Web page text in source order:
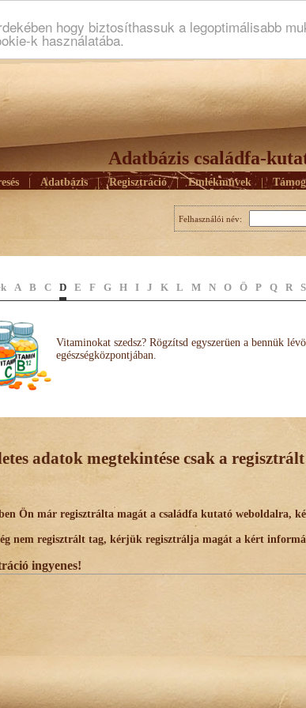
hogy biztosíthassuk a legoptimálisabb
k használatába.
Adatbázis családfa-
Adatbázis | Regisztráció | Emlékmûvek |
Felhasználói név:
A B C D E F G H I J K L M N O Ö P Q R S
Vitaminokat szedsz? Rögzítsd egyszerüen a bennük
egészségközpontjában.
adatok megtekintése csak a
Ön már regisztrálta magát a családfa kutató weboldalra,
nem regisztrált tag, kérjük regisztrálja magát a kért
ingyenes!